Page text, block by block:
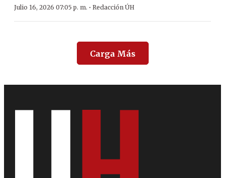
Julio 16, 2026 07:05 p. m. · Redacción ÚH
Carga Más